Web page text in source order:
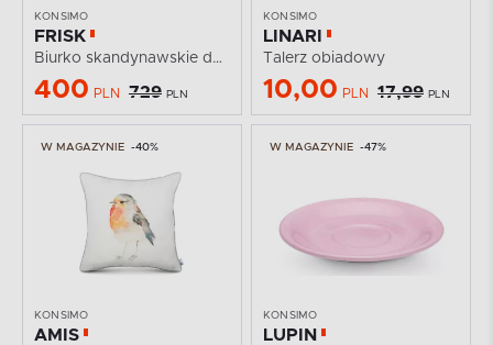
KONSIMO
FRISK
Biurko skandynawskie dąb
400 PLN 729 PLN
KONSIMO
LINARI
Talerz obiadowy
10,00 PLN 17,99 PLN
W MAGAZYNIE -40%
KONSIMO
AMIS
W MAGAZYNIE -47%
KONSIMO
LUPIN